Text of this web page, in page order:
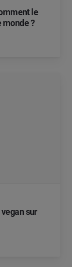
le
monde ?
sur